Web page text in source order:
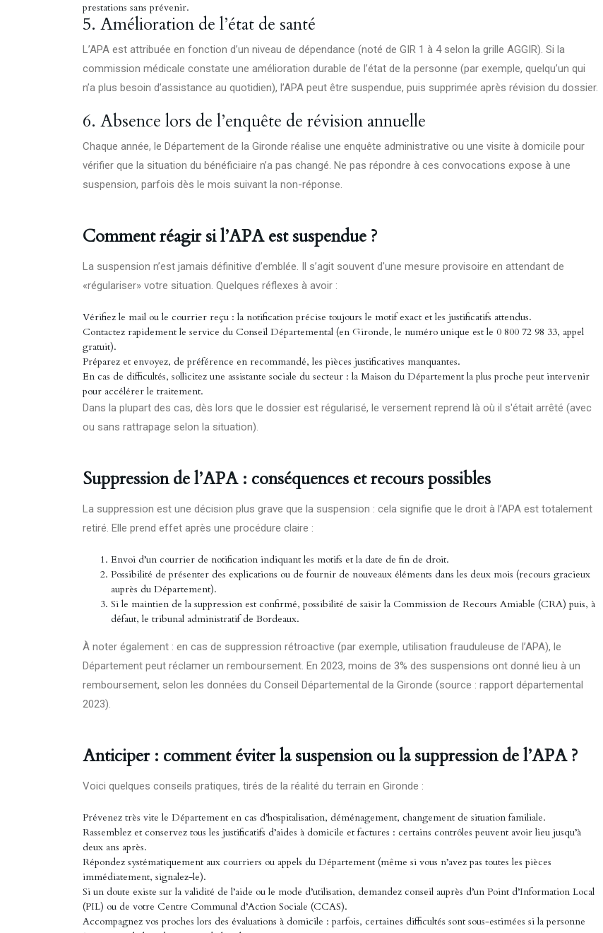
prestations sans prévenir.
5. Amélioration de l’état de santé
L’APA est attribuée en fonction d’un niveau de dépendance (noté de GIR 1 à 4 selon la grille AGGIR). Si la
commission médicale constate une amélioration durable de l’état de la personne (par exemple, quelqu’un qui
n’a plus besoin d’assistance au quotidien), l’APA peut être suspendue, puis supprimée après révision du dossier.
6. Absence lors de l’enquête de révision annuelle
Chaque année, le Département de la Gironde réalise une enquête administrative ou une visite à domicile pour
vérifier que la situation du bénéficiaire n’a pas changé. Ne pas répondre à ces convocations expose à une
suspension, parfois dès le mois suivant la non-réponse.
Comment réagir si l’APA est suspendue ?
La suspension n’est jamais définitive d’emblée. Il s’agit souvent d'une mesure provisoire en attendant de
«régulariser» votre situation. Quelques réflexes à avoir :
Vérifiez le mail ou le courrier reçu : la notification précise toujours le motif exact et les justificatifs attendus.
Contactez rapidement le service du Conseil Départemental (en Gironde, le numéro unique est le 0 800 72 98 33, appel
gratuit).
Préparez et envoyez, de préférence en recommandé, les pièces justificatives manquantes.
En cas de difficultés, sollicitez une assistante sociale du secteur : la Maison du Département la plus proche peut intervenir
pour accélérer le traitement.
Dans la plupart des cas, dès lors que le dossier est régularisé, le versement reprend là où il s'était arrêté (avec
ou sans rattrapage selon la situation).
Suppression de l’APA : conséquences et recours possibles
La suppression est une décision plus grave que la suspension : cela signifie que le droit à l’APA est totalement
retiré. Elle prend effet après une procédure claire :
Envoi d’un courrier de notification indiquant les motifs et la date de fin de droit.
Possibilité de présenter des explications ou de fournir de nouveaux éléments dans les deux mois (recours gracieux
auprès du Département).
Si le maintien de la suppression est confirmé, possibilité de saisir la Commission de Recours Amiable (CRA) puis, à
défaut, le tribunal administratif de Bordeaux.
À noter également : en cas de suppression rétroactive (par exemple, utilisation frauduleuse de l’APA), le
Département peut réclamer un remboursement. En 2023, moins de 3% des suspensions ont donné lieu à un
remboursement, selon les données du Conseil Départemental de la Gironde (source : rapport départemental
2023).
Anticiper : comment éviter la suspension ou la suppression de l’APA ?
Voici quelques conseils pratiques, tirés de la réalité du terrain en Gironde :
Prévenez très vite le Département en cas d’hospitalisation, déménagement, changement de situation familiale.
Rassemblez et conservez tous les justificatifs d’aides à domicile et factures : certains contrôles peuvent avoir lieu jusqu’à
deux ans après.
Répondez systématiquement aux courriers ou appels du Département (même si vous n’avez pas toutes les pièces
immédiatement, signalez-le).
Si un doute existe sur la validité de l’aide ou le mode d’utilisation, demandez conseil auprès d’un Point d’Information Local
(PIL) ou de votre Centre Communal d’Action Sociale (CCAS).
Accompagnez vos proches lors des évaluations à domicile : parfois, certaines difficultés sont sous-estimées si la personne